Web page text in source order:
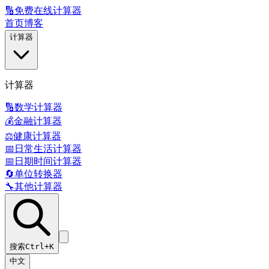
🔢免费在线计算器
首页博客
计算器
计算器
🔢数学计算器
💰金融计算器
⚖️健康计算器
📅 日常生活计算器
📅 日期时间计算器
🔄单位转换器
🔧其他计算器
搜索Ctrl+K
中文